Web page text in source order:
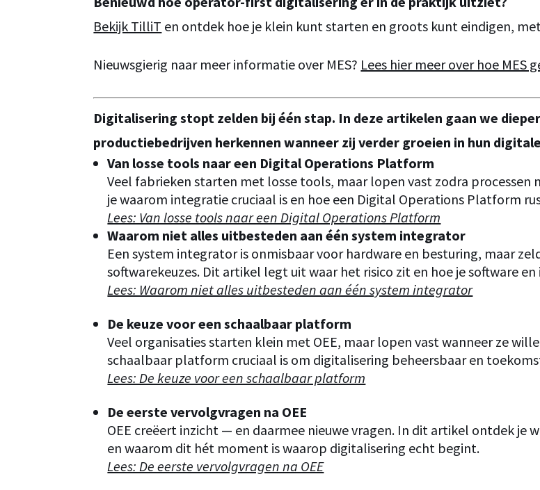
Bekijk TilliT en ontdek hoe je klein kunt starten en groots kunt eindigen,
Nieuwsgierig naar meer informatie over MES? Lees hier meer over hoe
Digitalisering stopt zelden bij één stap. In deze artikelen gaan we
productiebedrijven herkennen wanneer zij verder groeien in hun
Van losse tools naar een Digital Operations Platform
Veel fabrieken starten met losse tools, maar lopen vast zodra
je waarom integratie cruciaal is en hoe een Digital Operations Platform
Lees: Van losse tools naar een Digital Operations Platform
Waarom niet alles uitbesteden aan één system integrator
Een system integrator is onmisbaar voor hardware en besturing, maar
softwarekeuzes. Dit artikel legt uit waar het risico zit en hoe je software
Lees: Waarom niet alles uitbesteden aan één system integrator
De keuze voor een schaalbaar platform
Veel organisaties starten klein met OEE, maar lopen vast wanneer ze
schaalbaar platform cruciaal is om digitalisering beheersbaar en
Lees: De keuze voor een schaalbaar platform
De eerste vervolgvragen na OEE
OEE creëert inzicht — en daarmee nieuwe vragen. In dit artikel ontdek je
en waarom dit hét moment is waarop digitalisering echt begint.
Lees: De eerste vervolgvragen na OEE